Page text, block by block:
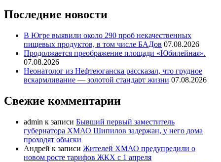
Последние новости
В Югре выявили около 290 проб некачественных
пищевых продуктов, в том числе БАДов 07.08.2026
Продолжается преображение площади «Юбилейная».
07.08.2026
Неонатолог из Нефтеюганска рассказал, что грудное
вскармливание — золотой стандарт жизни 07.08.2026
Свежие комментарии
admin к записи Бывший первый заместитель
губернатора ХМАО Шипилов задержан, у него дома
проходят обыски
Андрей к записи Жителей ХМАО предупредили о
новом росте тарифов ЖКХ с 1 апреля